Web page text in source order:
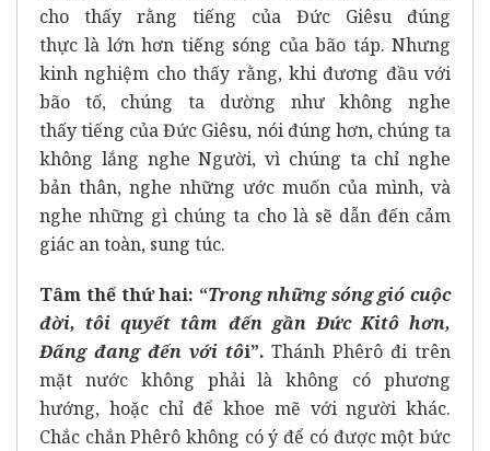
cho thấy rằng tiếng của Đức Giêsu đúng
thực là lớn hơn tiếng sóng của bão táp. Nhưng
kinh nghiệm cho thấy rằng, khi đương đầu với
bão tố, chúng ta dường như không nghe
thấy tiếng của Đức Giêsu, nói đúng hơn, chúng ta
không lắng nghe Người, vì chúng ta chỉ nghe
bản thân, nghe những ước muốn của mình, và
nghe những gì chúng ta cho là sẽ dẫn đến cảm
giác an toàn, sung túc.
Tâm thế thứ hai: “Trong những sónggió cuộc
đời, tôi quyết tâm đến gần Đức Kitôhơn,
Đấng đang đến với tôi”. Thánh Phêrô đi trên
mặt nước không phải là không có phương
hướng, hoặc chỉ để khoe mẽ với người khác.
Chắc chắn Phêrô không có ý để có được một bức